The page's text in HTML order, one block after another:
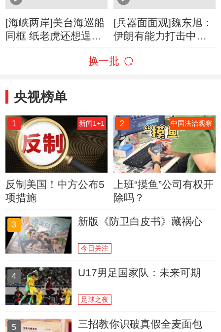
[海峡两岸]美台海巡船
同框 纸老虎还想逞
[兵器面面观]魏东旭：
伊朗有能力打击中东
换一批
央视榜单
1 新闻1+1
反制美国！中方公布5
项措施
2 中国法治观察
上班“摸鱼”公司有权开
除吗？
3 新版《防卫白皮书》藏祸心
今日关注
4 U17男足国家队：未来可期
足球之夜
5 三招教你识破真假全麦面包